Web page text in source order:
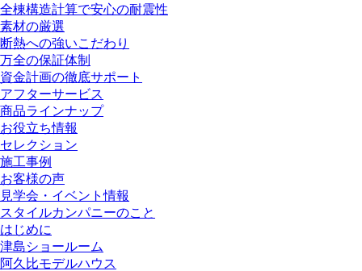
全棟構造計算で安心の耐震性
素材の厳選
断熱への強いこだわり
万全の保証体制
資金計画の徹底サポート
アフターサービス
商品ラインナップ
お役立ち情報
セレクション
施工事例
お客様の声
見学会・イベント情報
スタイルカンパニーのこと
はじめに
津島ショールーム
阿久比モデルハウス